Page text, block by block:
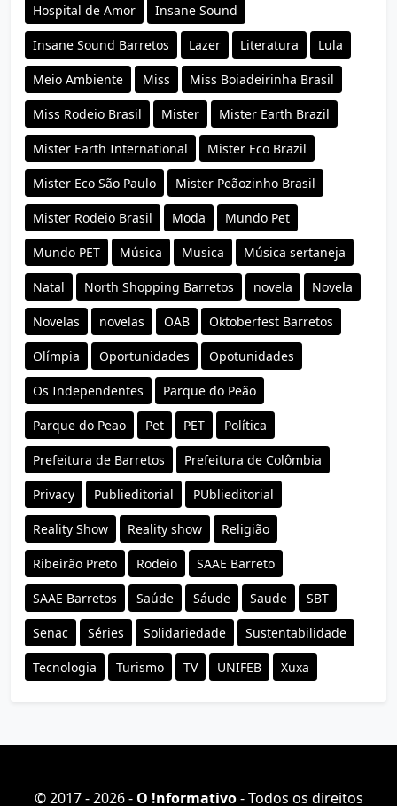
Hospital de Amor Insane Sound
Insane Sound Barretos Lazer Literatura Lula
Meio Ambiente Miss Miss Boiadeirinha Brasil
Miss Rodeio Brasil Mister Mister Earth Brazil
Mister Earth International Mister Eco Brazil
Mister Eco São Paulo Mister Peãozinho Brasil
Mister Rodeio Brasil Moda Mundo Pet
Mundo PET Música Musica Música sertaneja
Natal North Shopping Barretos novela Novela
Novelas novelas OAB Oktoberfest Barretos
Olímpia Oportunidades Opotunidades
Os Independentes Parque do Peão
Parque do Peao Pet PET Política
Prefeitura de Barretos Prefeitura de Colômbia
Privacy Publieditorial PUblieditorial
Reality Show Reality show Religião
Ribeirão Preto Rodeio SAAE Barreto
SAAE Barretos Saúde Sáude Saude SBT
Senac Séries Solidariedade Sustentabilidade
Tecnologia Turismo TV UNIFEB Xuxa
© 2017 - 2026 - O ǃnformativo- Todos os direitos